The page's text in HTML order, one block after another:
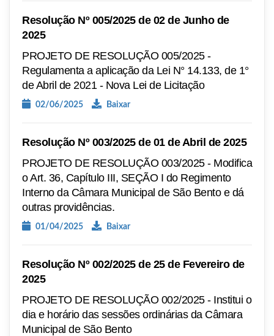
Resolução Nº 005/2025 de 02 de Junho de
2025
PROJETO DE RESOLUÇÃO 005/2025 -
Regulamenta a aplicação da Lei N° 14.133, de 1°
de Abril de 2021 - Nova Lei de Licitação
02/06/2025 Baixar
Resolução Nº 003/2025 de 01 de Abril de 2025
PROJETO DE RESOLUÇÃO 003/2025 - Modifica
o Art. 36, Capítulo III, SEÇÃO I do Regimento
Interno da Câmara Municipal de São Bento e dá
outras providências.
01/04/2025 Baixar
Resolução Nº 002/2025 de 25 de Fevereiro de
2025
PROJETO DE RESOLUÇÃO 002/2025 - Institui o
dia e horário das sessões ordinárias da Câmara
Municipal de São Bento